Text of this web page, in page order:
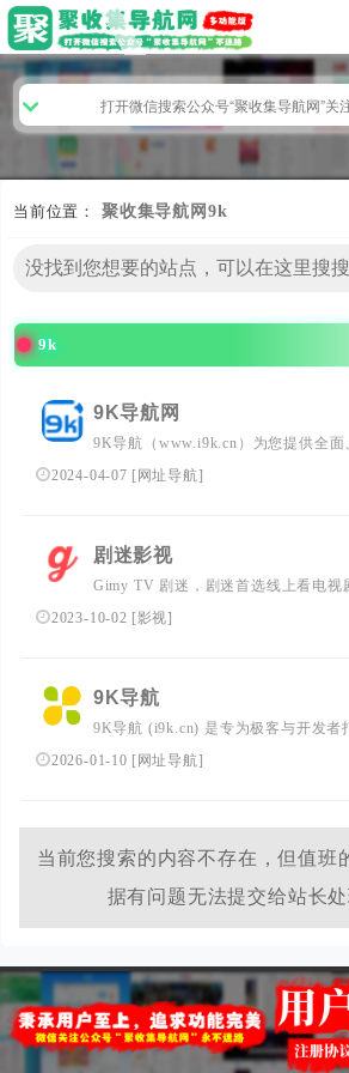
当前位置： 聚收集导航网 9k
9k
9K导航网
9K导航（www.i9k.cn）为您提供全面
务。在这里，您可以快速找到各类优
乐、教育、生活、购物等多个领域，
2024-04-07 [ 网址导航]
剧迷影视
Gimy TV 剧迷，剧迷首选线上看电视
轻松追上最新影剧资讯! 涵盖电影、
陆剧、韩剧、美剧、台剧、日剧、
2023-10-02 [影视]
9K导航
9K导航 (i9k.cn) 是专为极客与开发者
台。我们实时追踪全球前沿AI应用、
站及高效办公资源。无论您是寻找AI
2026-01-10 [ 网址导航]
当前您搜索的内容不存在，但值班
据有问题无法提交给站长